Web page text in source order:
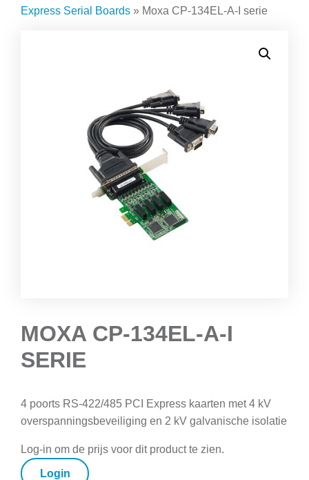
Express Serial Boards » Moxa CP-134EL-A-I serie
MOXA CP-134EL-A-I
SERIE
4 poorts RS-422/485 PCI Express kaarten met 4 kV
overspanningsbeveiliging en 2 kV galvanische isolatie
Log-in om de prijs voor dit product te zien.
Login